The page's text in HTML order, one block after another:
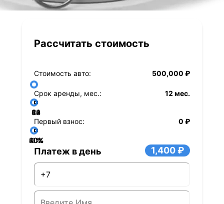
Рассчитать стоимость
Стоимость авто: 500,000 ₽
Срок аренды, мес.: 12 мес.
12
24
36
48
60
72
84
Первый взнос:
0 ₽
0%
20%
40%
60%
80%
Платеж в день 1,400 ₽